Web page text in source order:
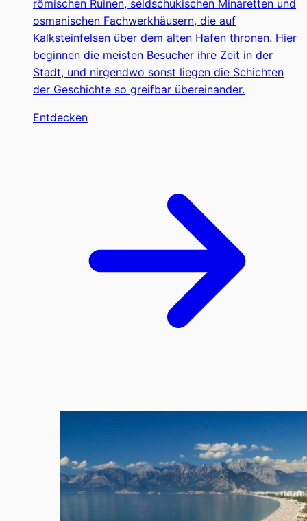
römischen Ruinen, seldschukischen Minaretten und
osmanischen Fachwerkhäusern, die auf
Kalksteinfelsen über dem alten Hafen thronen. Hier
beginnen die meisten Besucher ihre Zeit in der
Stadt, und nirgendwo sonst liegen die Schichten
der Geschichte so greifbar übereinander.
Entdecken